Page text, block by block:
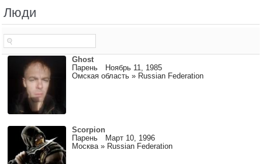
Люди
Ghost
Парень Ноябрь 11, 1985
Омская область » Russian Federation
Scorpion
Парень Март 10, 1996
Москва » Russian Federation